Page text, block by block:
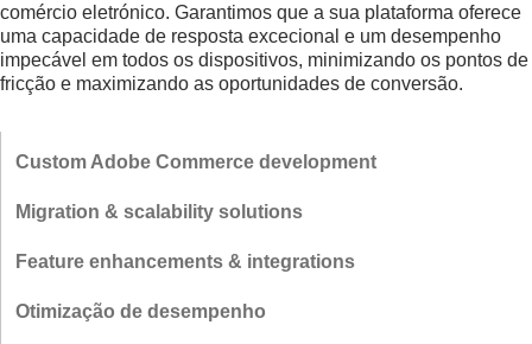
comércio eletrónico. Garantimos que a sua plataforma oferece
uma capacidade de resposta excecional e um desempenho
impecável em todos os dispositivos, minimizando os pontos de
fricção e maximizando as oportunidades de conversão.
Custom Adobe Commerce development
experiência intuitiva com controlo total sobre a sua plataforma.
negócio e 100% alinhamos com as expectativas dos seus clientes.
Migration & scalability solutions
custos inesperados e interrupções de serviço. As soluções de
sistemas concebidos para se expandirem sem problemas à medida
Feature enhancements & integrations
integrações sem esforço é vital para se manter na vanguarda.
Otimização de desempenho